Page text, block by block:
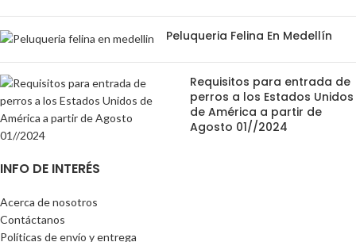
Peluqueria Felina En Medellín
Requisitos para entrada de
perros a los Estados Unidos
de América a partir de
Agosto 01//2024
INFO DE INTERÉS
Acerca de nosotros
Contáctanos
Políticas de envío y entrega